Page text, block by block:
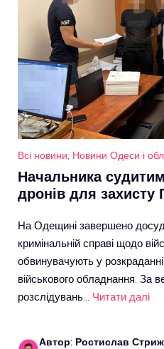
Всі новини, Новини Одеси і
Начальника
дронів для захисту
На Одещині завершено
кримінальній справі щодо
обвинувачують у
військового обладнання. За
розслідувань… Читати далі
Автор: Ростислав